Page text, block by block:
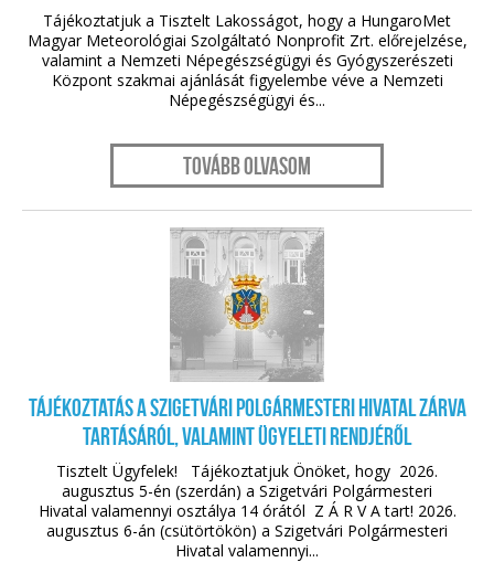
Tájékoztatjuk a Tisztelt Lakosságot, hogy a HungaroMet
Magyar Meteorológiai Szolgáltató Nonprofit Zrt. előrejelzése,
valamint a Nemzeti Népegészségügyi és Gyógyszerészeti
Központ szakmai ajánlását figyelembe véve a Nemzeti
Népegészségügyi és...
Tovább olvasom
Tájékoztatás a Szigetvári Polgármesteri Hivatal ZÁRVA
tartásáról, valamint ügyeleti rendjéről
Tisztelt Ügyfelek! Tájékoztatjuk Önöket, hogy 2026.
augusztus 5-én (szerdán) a Szigetvári Polgármesteri
Hivatal valamennyi osztálya 14 órától Z Á R V A tart! 2026.
augusztus 6-án (csütörtökön) a Szigetvári Polgármesteri
Hivatal valamennyi...